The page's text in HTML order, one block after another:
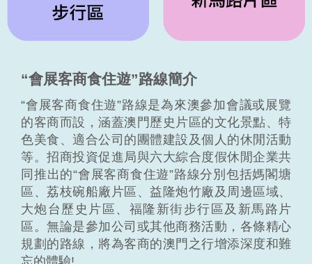
“會展客商食住遊”路線簡介
“會展客商食住遊”路線是為來澳參加會議或展覽
的客商而設，涵蓋澳門歷史片區的文化景點、特
色美食、適合公司的團體建設及個人的休閒活動
等。招商投資促進局與六大綜合度假休閒企業共
同推出的“會展客商食住遊”路線分別包括媽閣塘
區、荔枝碗船廠片區、益隆炮竹廠及周邊區域、
大炮台歷史片區、福隆新街步行區及新馬路片
區。無論是參加公司或其他商務活動，各條精心
規劃的路線，將為客商的澳門之行增添深度和難